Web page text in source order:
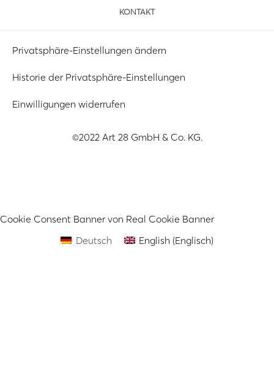
KONTAKT
Privatsphäre-Einstellungen ändern
Historie der Privatsphäre-Einstellungen
Einwilligungen widerrufen
©2022 Art 28 GmbH & Co. KG.
Cookie Consent Banner von Real Cookie Banner
Deutsch
English (Englisch)